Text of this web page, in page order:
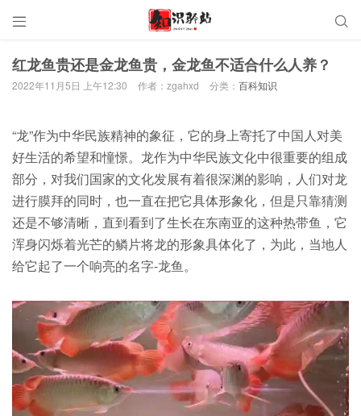
 
红龙鱼贵还是金龙鱼贵，金龙鱼不适合什么人养？
2022年11月5日 上午12:30 作者：zgahxd 分类： 百科知识
“龙”作为中华民族精神的象征，它的身上寄托了中国人对美
好生活的希望和憧憬。龙作为中华民族文化中很重要的组成
部分，对我们国家的文化发展有着很深渊的影响，人们对龙
进行膜拜的同时，也一直在把它具体形象化，但是只靠猜测
还是不够清晰，直到看到了生长在东南亚的这种热带鱼，它
浑身闪烁着光芒的鳞片将龙的形象具体化了，为此，当地人
给它起了一个响亮的名字-龙鱼。